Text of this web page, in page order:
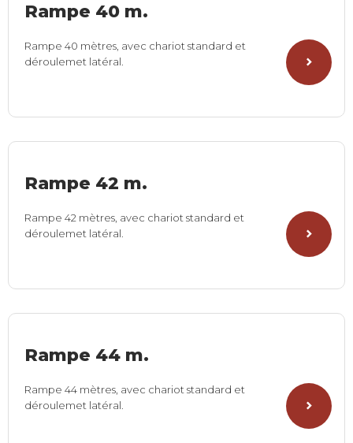
Rampe 40 m.
Rampe 40 mètres, avec chariot standard et
déroulemet latéral.
Rampe 42 m.
Rampe 42 mètres, avec chariot standard et
déroulemet latéral.
Rampe 44 m.
Rampe 44 mètres, avec chariot standard et
déroulemet latéral.